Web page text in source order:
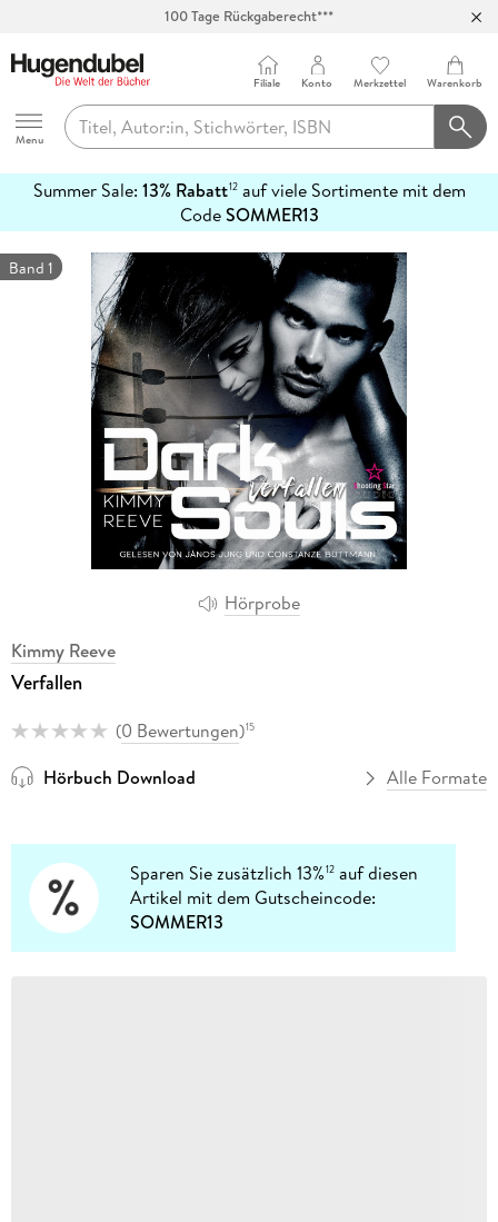
100 Tage Rückgaberecht***
Hugendubel
Menu
Filiale Konto Merkzettel Warenkorb
Summer Sale: 13% Rabatt12auf viele Sortimente mit dem
CodeSOMMER13
erfahren
Hörprobe
Band 1
Kimmy Reeve
Verfallen
(0 Bewertungen)15
Hörbuch Download Alle Formate
Sparen Sie zusätzlich 13%12 auf diesen
Artikel mit dem Gutscheincode:
SOMMER13